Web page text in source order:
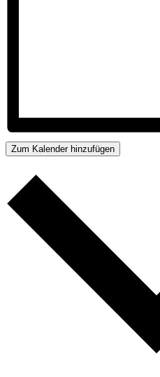
Zum Kalender hinzufügen